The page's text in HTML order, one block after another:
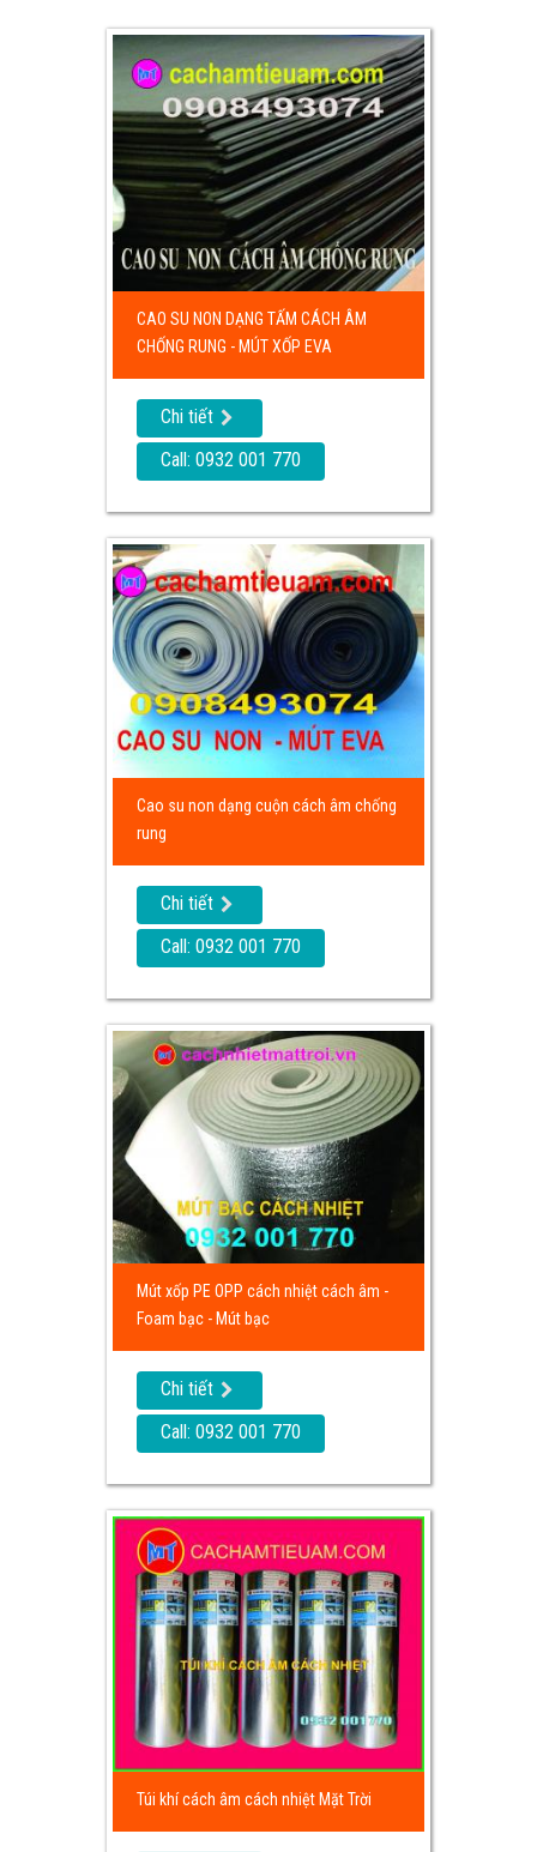
CAO SU NON DẠNG TẤM CÁCH ÂM
CHỐNG RUNG - MÚT XỐP EVA
Chi tiết
Call: 0932 001 770
Cao su non dạng cuộn cách âm chống
rung
Chi tiết
Call: 0932 001 770
Mút xốp PE OPP cách nhiệt cách âm -
Foam bạc - Mút bạc
Chi tiết
Call: 0932 001 770
Túi khí cách âm cách nhiệt Mặt Trời